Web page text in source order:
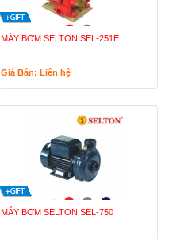
MÁY BƠM SELTON SEL-251E
Giá Bán: Liên hệ
MÁY BƠM SELTON SEL-750